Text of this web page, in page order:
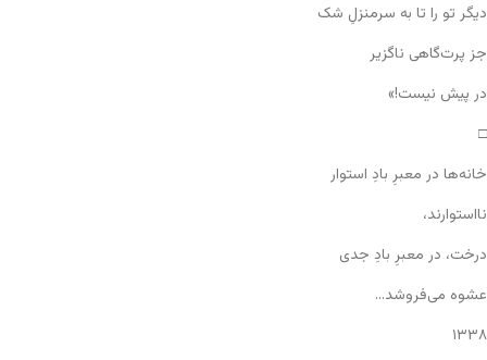
دیگر تو را تا به سرمنزلِ شک
جز پرت‌گاهی ناگزیر
در پیش نیست!»
□
خانه‌ها در معبرِ بادِ استوار
نااستوارند،
درخت، در معبرِ بادِ جدی
عشوه می‌فروشد…
۱۳۳۸